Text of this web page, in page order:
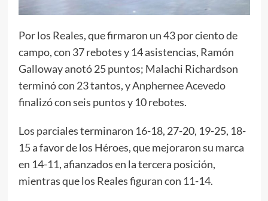
Por los Reales, que firmaron un 43 por ciento de
campo, con 37 rebotes y 14 asistencias, Ramón
Galloway anotó 25 puntos; Malachi Richardson
terminó con 23 tantos, y Anphernee Acevedo
finalizó con seis puntos y 10 rebotes.
Los parciales terminaron 16-18, 27-20, 19-25, 18-
15 a favor de los Héroes, que mejoraron su marca
en 14-11, afianzados en la tercera posición,
mientras que los Reales figuran con 11-14.